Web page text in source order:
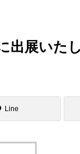
出展いた
Line